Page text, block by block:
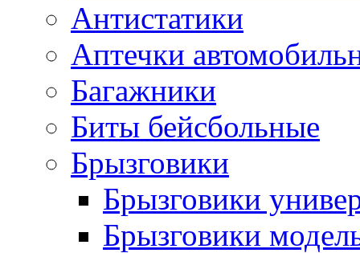
Антистатики
Аптечки
Багажники
Биты бейсбольные
Брызговики
Брызговики
Брызговики